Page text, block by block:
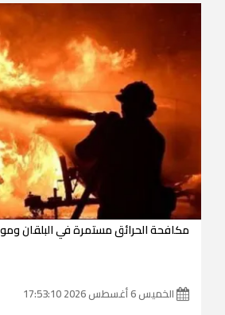
مكافحة الحرائق مستمرة في البلقان
الخميس 6 أغسطس 2026 17:53:10